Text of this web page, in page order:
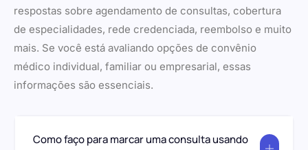
respostas sobre agendamento de consultas, cobertura
de especialidades, rede credenciada, reembolso e muito
mais. Se você está avaliando opções de convênio
médico individual, familiar ou empresarial, essas
informações são essenciais.
Como faço para marcar uma consulta usando